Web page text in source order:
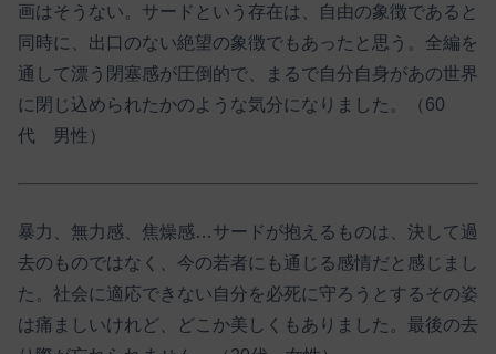
画はそうない。サードという存在は、自由の象徴であると
同時に、出口のない絶望の象徴でもあったと思う。全編を
通して漂う閉塞感が圧倒的で、まるで自分自身があの世界
に閉じ込められたかのような気分になりました。（60
代 男性）
暴力、無力感、焦燥感…サードが抱えるものは、決して過
去のものではなく、今の若者にも通じる感情だと感じまし
た。社会に適応できない自分を必死に守ろうとするその姿
は痛ましいけれど、どこか美しくもありました。最後の去